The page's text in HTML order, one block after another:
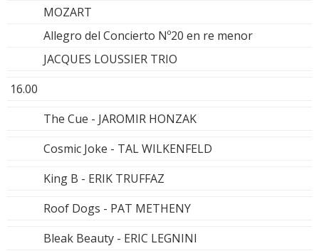
MOZART
Allegro del Concierto Nº20 en re menor
JACQUES LOUSSIER TRIO
16.00
The Cue - JAROMIR HONZAK
Cosmic Joke - TAL WILKENFELD
King B - ERIK TRUFFAZ
Roof Dogs - PAT METHENY
Bleak Beauty - ERIC LEGNINI